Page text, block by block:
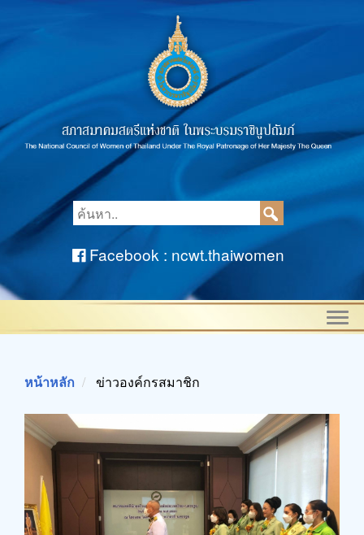
Facebook : ncwt.thaiwomen
หน้าหลัก ข่าวองค์กรสมาชิก